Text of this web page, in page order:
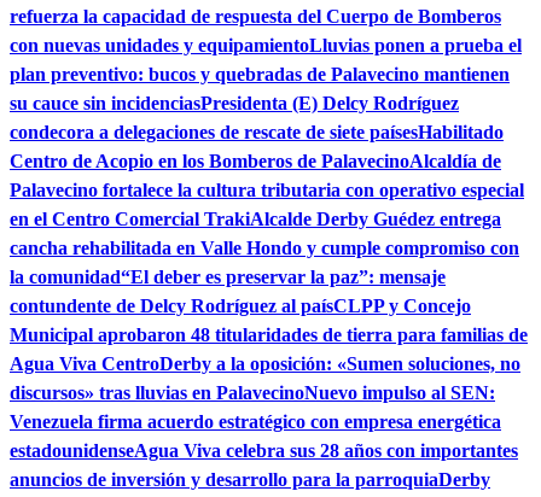
refuerza la capacidad de respuesta del Cuerpo de Bomberos
con nuevas unidades y equipamientoLluvias ponen a prueba el
plan preventivo: bucos y quebradas de Palavecino mantienen
su cauce sin incidenciasPresidenta (E) Delcy Rodríguez
condecora a delegaciones de rescate de siete paísesHabilitado
Centro de Acopio en los Bomberos de PalavecinoAlcaldía de
Palavecino fortalece la cultura tributaria con operativo especial
en el Centro Comercial TrakiAlcalde Derby Guédez entrega
cancha rehabilitada en Valle Hondo y cumple compromiso con
la comunidad“El deber es preservar la paz”: mensaje
contundente de Delcy Rodríguez al paísCLPP y Concejo
Municipal aprobaron 48 titularidades de tierra para familias de
Agua Viva CentroDerby a la oposición: «Sumen soluciones, no
discursos» tras lluvias en PalavecinoNuevo impulso al SEN:
Venezuela firma acuerdo estratégico con empresa energética
estadounidenseAgua Viva celebra sus 28 años con importantes
anuncios de inversión y desarrollo para la parroquiaDerby